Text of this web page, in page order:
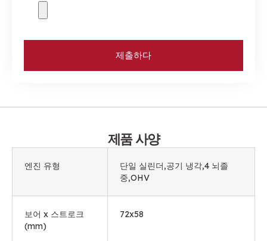
제출하다
제품 사양
엔진 유형
단일 실린더,공기 냉각,4 뇌졸
중,OHV
보어 x 스트로크
(mm)
72x58